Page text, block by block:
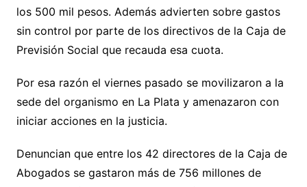
los 500 mil pesos. Además advierten sobre gastos
sin control por parte de los directivos de la Caja de
Previsión Social que recauda esa cuota.
Por esa razón el viernes pasado se movilizaron a la
sede del organismo en La Plata y amenazaron con
iniciar acciones en la justicia.
Denuncian que entre los 42 directores de la Caja de
Abogados se gastaron más de 756 millones de